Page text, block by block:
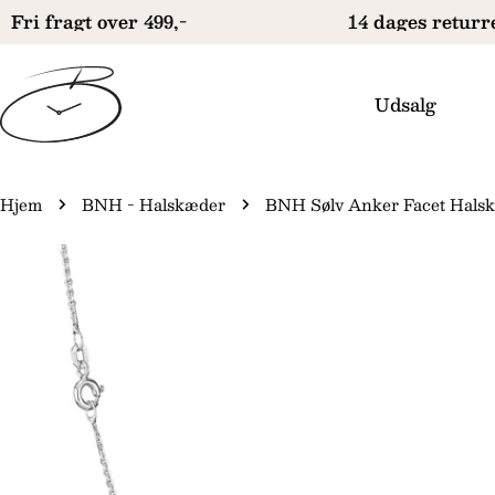
Gå
indhold
Fri fragt over 499,- 14 dages
Udsalg
Hjem BNH - Halskæder BNH Sølv Anker Facet